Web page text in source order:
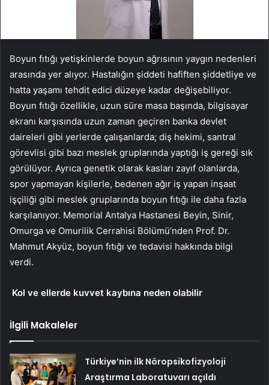
Boyun fıtığı yetişkinlerde boyun ağrısının yaygın nedenleri
arasında yer alıyor. Hastalığın şiddeti hafiften şiddetliye ve
hatta yaşamı tehdit edici düzeye kadar değişebiliyor.
Boyun fıtığı özellikle, uzun süre masa başında, bilgisayar
ekranı karşısında uzun zaman geçiren banka devlet
daireleri gibi yerlerde çalışanlarda; diş hekimi, santral
görevlisi gibi bazı meslek gruplarında yaptığı iş gereği sık
görülüyor. Ayrıca genetik olarak kasları zayıf olanlarda,
spor yapmayan kişilerle, bedenen ağır iş yapan inşaat
işçiliği gibi meslek gruplarında boyun fıtığı ile daha fazla
karşılanıyor. Memorial Antalya Hastanesi Beyin, Sinir,
Omurga ve Omurilik Cerrahisi Bölümü’nden Prof. Dr.
Mahmut Akyüz, boyun fıtığı ve tedavisi hakkında bilgi
verdi.
Kol ve ellerde kuvvet kaybına neden olabilir
İlgili Makaleler
Türkiye’nin ilk Nöropsikofizyoloji
Araştırma Laboratuvarı açıldı